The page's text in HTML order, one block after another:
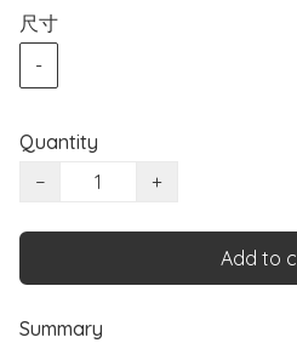
尺寸
-
Quantity
−
+
Add to
Summary